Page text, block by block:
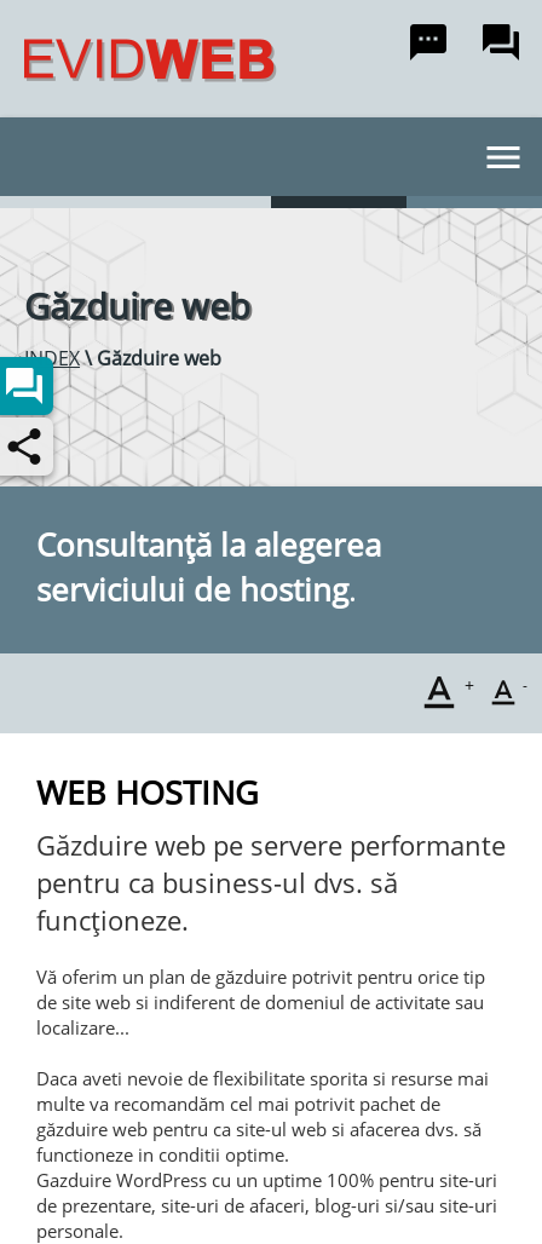
forum
share
textsms forum
menu
Găzduire web
INDEX\Găzduire web
Consultanţă la alegerea
serviciului de hosting.
text_format + text_format -
WEB HOSTING
Găzduire web pe servere performante
pentru ca business-ul dvs. să
funcţioneze.
Vă oferim un plan de găzduire potrivit pentru orice tip
de site web si indiferent de domeniul de activitate sau
localizare...
Daca aveti nevoie de flexibilitate sporita si resurse mai
multe va recomandăm cel mai potrivit pachet de
găzduire web pentru ca site-ul web si afacerea dvs. să
functioneze in conditii optime.
Gazduire WordPress cu un uptime 100% pentru site-uri
de prezentare, site-uri de afaceri, blog-uri si/sau site-uri
personale.